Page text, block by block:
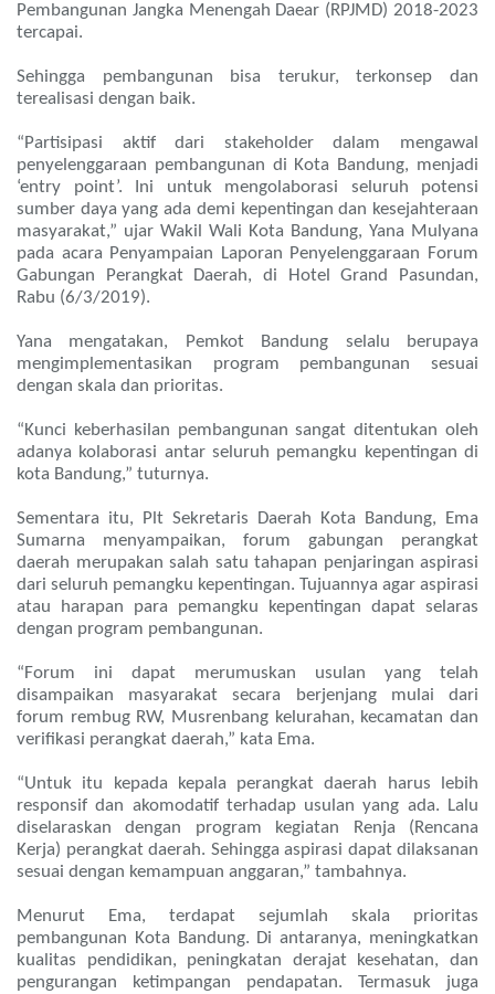
Pembangunan Jangka Menengah Daear (RPJMD) 2018-2023
tercapai.
Sehingga pembangunan bisa terukur, terkonsep dan
terealisasi dengan baik.
“Partisipasi aktif dari stakeholder dalam mengawal
penyelenggaraan pembangunan di Kota Bandung, menjadi
‘entry point’. Ini untuk mengolaborasi seluruh potensi
sumber daya yang ada demi kepentingan dan kesejahteraan
masyarakat,” ujar Wakil Wali Kota Bandung, Yana Mulyana
pada acara Penyampaian Laporan Penyelenggaraan Forum
Gabungan Perangkat Daerah, di Hotel Grand Pasundan,
Rabu (6/3/2019).
Yana mengatakan, Pemkot Bandung selalu berupaya
mengimplementasikan program pembangunan sesuai
dengan skala dan prioritas.
“Kunci keberhasilan pembangunan sangat ditentukan oleh
adanya kolaborasi antar seluruh pemangku kepentingan di
kota Bandung,” tuturnya.
Sementara itu, Plt Sekretaris Daerah Kota Bandung, Ema
Sumarna menyampaikan, forum gabungan perangkat
daerah merupakan salah satu tahapan penjaringan aspirasi
dari seluruh pemangku kepentingan. Tujuannya agar aspirasi
atau harapan para pemangku kepentingan dapat selaras
dengan program pembangunan.
“Forum ini dapat merumuskan usulan yang telah
disampaikan masyarakat secara berjenjang mulai dari
forum rembug RW, Musrenbang kelurahan, kecamatan dan
verifikasi perangkat daerah,” kata Ema.
“Untuk itu kepada kepala perangkat daerah harus lebih
responsif dan akomodatif terhadap usulan yang ada. Lalu
diselaraskan dengan program kegiatan Renja (Rencana
Kerja) perangkat daerah. Sehingga aspirasi dapat dilaksanan
sesuai dengan kemampuan anggaran,” tambahnya.
Menurut Ema, terdapat sejumlah skala prioritas
pembangunan Kota Bandung. Di antaranya, meningkatkan
kualitas pendidikan, peningkatan derajat kesehatan, dan
pengurangan ketimpangan pendapatan. Termasuk juga